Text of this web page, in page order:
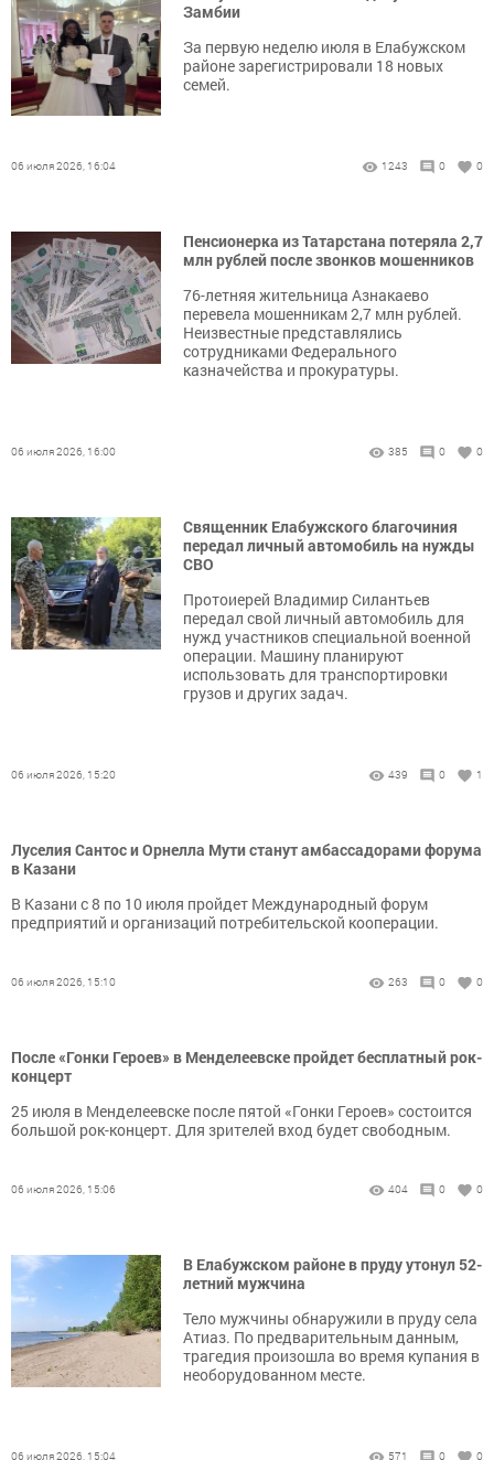
Замбии
За первую неделю июля в Елабужском
районе зарегистрировали 18 новых
семей.
06 июля 2026, 16:04 1243 0 0
Пенсионерка из Татарстана потеряла 2,7
млн рублей после звонков мошенников
76-летняя жительница Азнакаево
перевела мошенникам 2,7 млн рублей.
Неизвестные представлялись
сотрудниками Федерального
казначейства и прокуратуры.
06 июля 2026, 16:00 385 0 0
Священник Елабужского благочиния
передал личный автомобиль на нужды
СВО
Протоиерей Владимир Силантьев
передал свой личный автомобиль для
нужд участников специальной военной
операции. Машину планируют
использовать для транспортировки
грузов и других задач.
06 июля 2026, 15:20 439 0 1
Луселия Сантос и Орнелла Мути станут амбассадорами форума
в Казани
В Казани с 8 по 10 июля пройдет Международный форум
предприятий и организаций потребительской кооперации.
06 июля 2026, 15:10 263 0 0
После «Гонки Героев» в Менделеевске пройдет бесплатный рок-
концерт
25 июля в Менделеевске после пятой «Гонки Героев» состоится
большой рок-концерт. Для зрителей вход будет свободным.
06 июля 2026, 15:06 404 0 0
В Елабужском районе в пруду утонул 52-
летний мужчина
Тело мужчины обнаружили в пруду села
Атиаз. По предварительным данным,
трагедия произошла во время купания в
необорудованном месте.
06 июля 2026, 15:04 571 0 0